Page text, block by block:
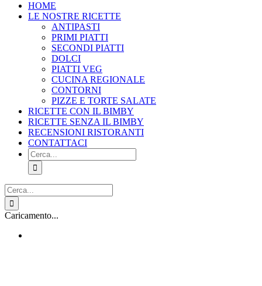
HOME
LE NOSTRE RICETTE
ANTIPASTI
PRIMI PIATTI
SECONDI PIATTI
DOLCI
PIATTI VEG
CUCINA REGIONALE
CONTORNI
PIZZE E TORTE SALATE
RICETTE CON IL BIMBY
RICETTE SENZA IL BIMBY
RECENSIONI RISTORANTI
CONTATTACI
Cerca
per:
Cerca
per:
Facebook
X
Pinterest
Instagram
Caricamento...